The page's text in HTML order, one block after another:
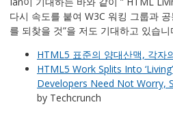
다시 속도를 붙여 W3C 워킹 그룹과
를 되찾을 것”을 저도 기대하고 있습니
HTML5 표준의 양대산맥, 각자
HTML5 Work Splits Into
Developers Need Not Worry,
by Techcrunch